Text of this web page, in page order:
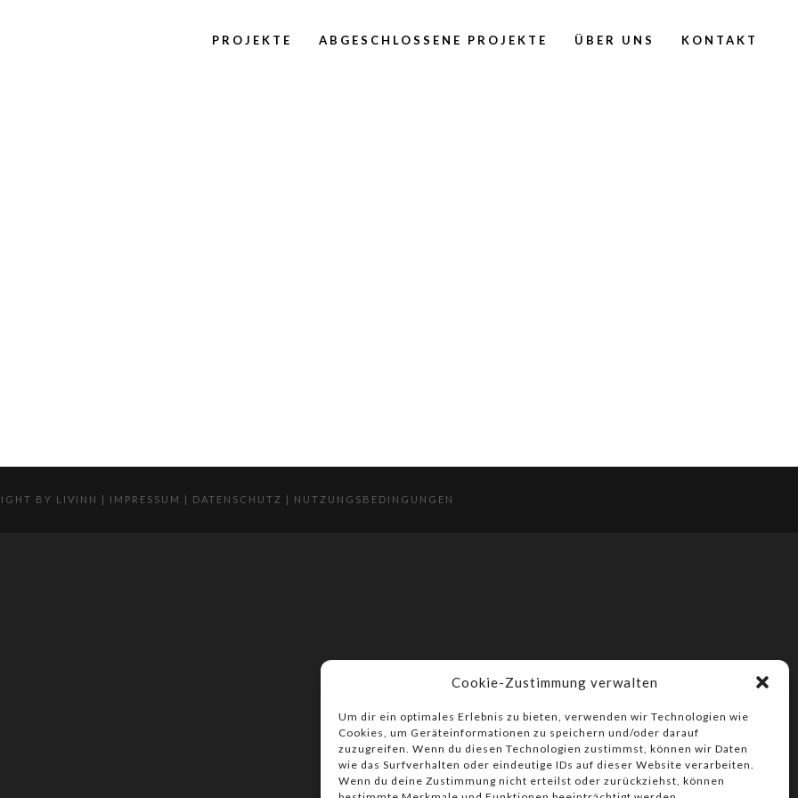
Cookie-Zustimmung verwalten
Um dir ein optimales Erlebnis zu bieten, verwenden wir Technologien wie
Cookies, um Geräteinformationen zu speichern und/oder darauf
zuzugreifen. Wenn du diesen Technologien zustimmst, können wir Daten
wie das Surfverhalten oder eindeutige IDs auf dieser Website verarbeiten.
Wenn du deine Zustimmung nicht erteilst oder zurückziehst, können
PROJEKTE ABGESCHLOSSENE PROJEKTE ÜBER UNS KONTAKT
BY LIVINN | IMPRESSUM | DATENSCHUTZ | NUTZUNGSBEDINGUNGEN